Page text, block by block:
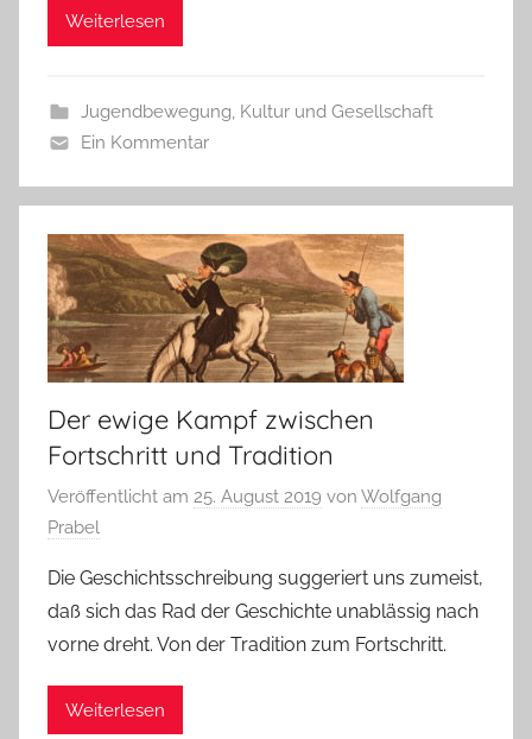
Weiterlesen
Jugendbewegung, Kultur und Gesellschaft
Ein Kommentar
Der ewige Kampf zwischen
Fortschritt und Tradition
Veröffentlicht am 25. August 2019 von Wolfgang
Prabel
Die Geschichtsschreibung suggeriert uns zumeist,
daß sich das Rad der Geschichte unablässig nach
vorne dreht. Von der Tradition zum Fortschritt.
Weiterlesen